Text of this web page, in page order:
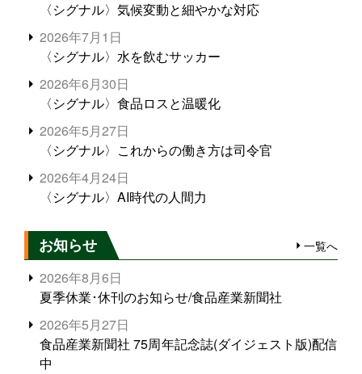
〈シグナル〉気候変動と細やかな対応
2026年7月1日
〈シグナル〉水を飲むサッカー
2026年6月30日
〈シグナル〉食品ロスと温暖化
2026年5月27日
〈シグナル〉これからの働き方は司令官
2026年4月24日
〈シグナル〉AI時代の人間力
お知らせ 一覧へ
2026年8月6日
夏季休業･休刊のお知らせ/食品産業新聞社
2026年5月27日
食品産業新聞社 75周年記念誌(ダイジェスト版)配信
中